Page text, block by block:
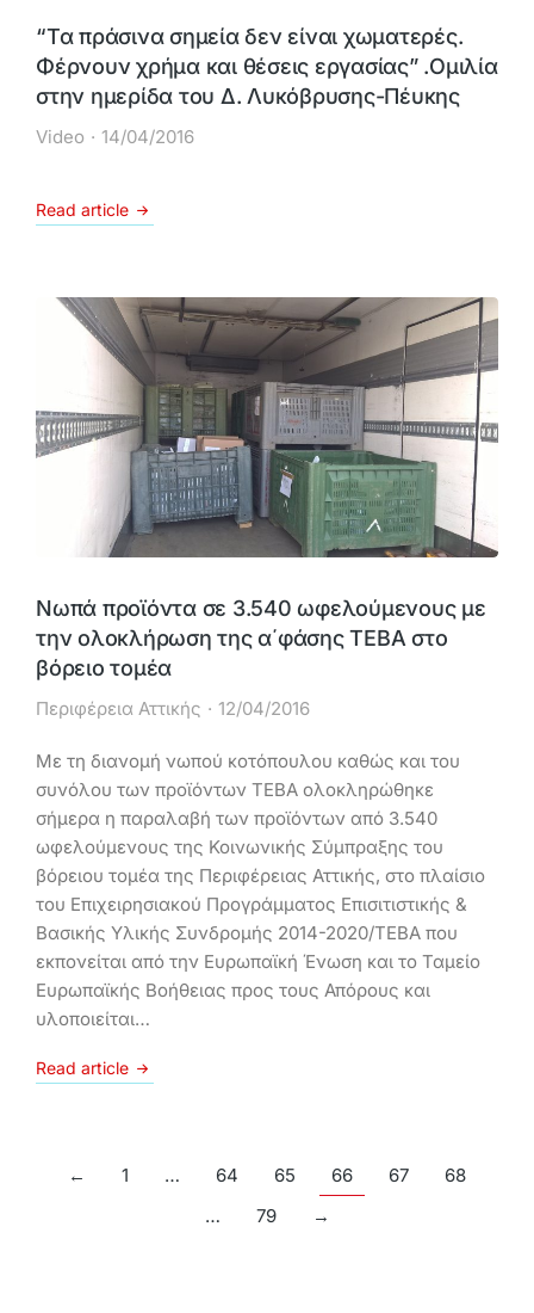
“Τα πράσινα σημεία δεν είναι χωματερές.
Φέρνουν χρήμα και θέσεις εργασίας” .Ομιλία
στην ημερίδα του Δ. Λυκόβρυσης-Πέυκης
Video 14/04/2016
Read article
Νωπά προϊόντα σε 3.540 ωφελούμενους με
την ολοκλήρωση της α΄φάσης ΤΕΒΑ στο
βόρειο τομέα
Περιφέρεια Αττικής 12/04/2016
Με τη διανομή νωπού κοτόπουλου καθώς και του
συνόλου των προϊόντων ΤΕΒΑ ολοκληρώθηκε
σήμερα η παραλαβή των προϊόντων από 3.540
ωφελούμενους της Κοινωνικής Σύμπραξης του
βόρειου τομέα της Περιφέρειας Αττικής, στο πλαίσιο
του Επιχειρησιακού Προγράμματος Επισιτιστικής &
Βασικής Υλικής Συνδρομής 2014-2020/ΤΕΒΑ που
εκπονείται από την Ευρωπαϊκή Ένωση και το Ταμείο
Ευρωπαϊκής Βοήθειας προς τους Απόρους και
υλοποιείται…
Read article
← 1 … 64 65 66 67
68
…
79 →